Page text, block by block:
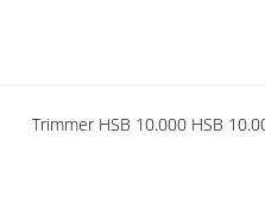
Trimmer HSB 10.000 HSB